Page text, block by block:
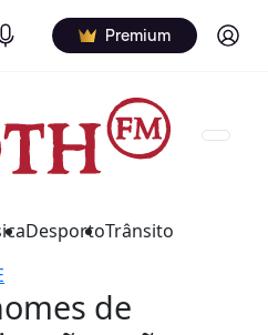
Podcasts Premium Log in
DesportoTrânsito
de